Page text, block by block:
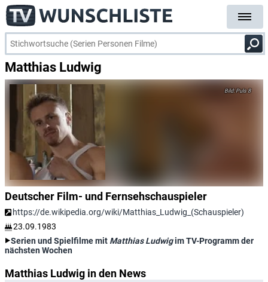
Matthias Ludwig
Puls 8
Deutscher Film- und Fernsehschauspieler
https://de.wikipedia.org/wiki/Matthias_Ludwig_(Schauspieler)
23.09.1983
Serien und Spielfilme mit Matthias Ludwigim TV-Programm der
nächsten Wochen
Matthias Ludwig in den News